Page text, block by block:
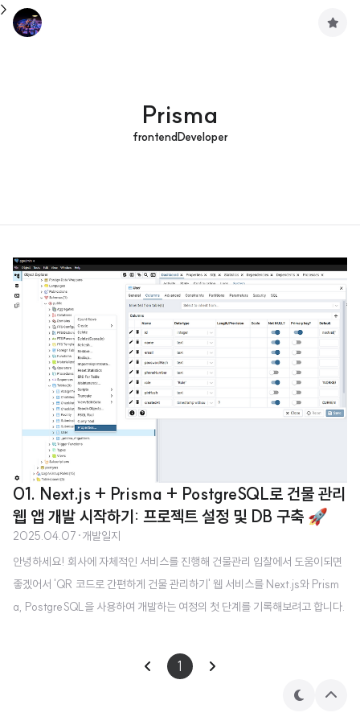
>
Prisma
frontendDeveloper
01. Next.js + Prisma + PostgreSQL로 건물 관리
웹 앱 개발 시작하기: 프로젝트 설정 및 DB 구축 🚀
2025.04.07 ·개발일지
안녕하세요! 회사에 자체적인 서비스를 진행해 건물관리 입찰에서 도움이되면
좋겠어서 'QR 코드로 간편하게 건물 관리하기' 웹 서비스를 Next.js와 Prism
a, PostgreSQL을 사용하여 개발하는 여정의 첫 단계를 기록해보려고 합니다.
들께 도움이 되기를 바랍니다. 프로젝트 목표:관리자, 중간관리자, 노동자 역할
분담시설 및 점검표 등록/관리시설 QR 코드 생성 및 스캔을 통한 점검 접근노
동자 역할 확인 및 PIN 인증 후 점검 수행점검 결과(사진 포함) 기록 및 조회(추
1
구
테
상